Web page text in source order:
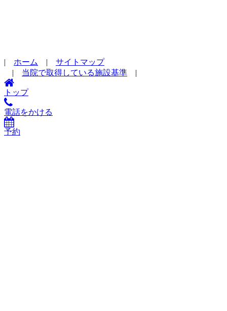
| ホーム | サイトマップ
| 当院で取得している施設基準 |
トップ
電話をかける
予約